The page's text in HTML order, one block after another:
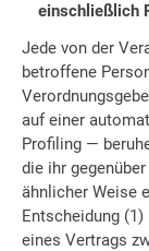
einschließlich
Jede von der
betroffene
auf einer
Profiling —
die ihr
ähnlicher Weise
Entscheidung
eines Vertrags